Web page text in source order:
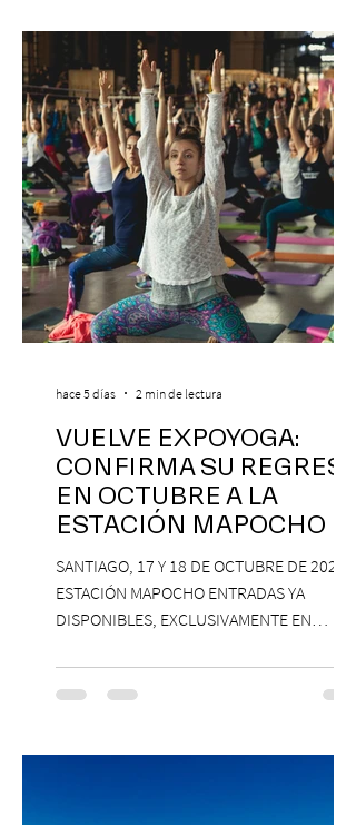
retorna al Teatro Estudio 13 con dos
funciones, el 14 y 15 de agosto de 2026,
para que nadie se quede con las ganas (de
nuevo). Llegan con la confianza de quien
ha hecho sold-out en Colombia, Miami,
VUELVE EXPOYOGA:
CONFIRMA SU REGRESO
EN OCTUBRE A LA
ESTACIÓN MAPOCHO
SANTIAGO, 17 Y 18 DE OCTUBRE DE 2026,
ESTACIÓN MAPOCHO ENTRADAS YA
DISPONIBLES, EXCLUSIVAMENTE EN
con una edición renovada que reunirá
yoga, bienestar y vida consciente, con la
Antonella Orsini, Yoga Woman y más
hace 5 días 2 min de lectura